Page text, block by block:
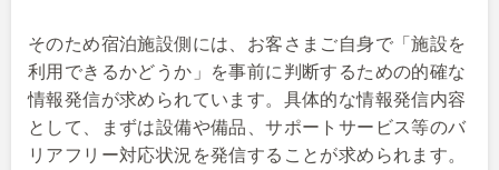
そのため宿泊施設側には、お客さまご自身で「施設を
利用できるかどうか」を事前に判断するための的確な
情報発信が求められています。具体的な情報発信内容
として、まずは設備や備品、サポートサービス等のバ
リアフリー対応状況を発信することが求められます。